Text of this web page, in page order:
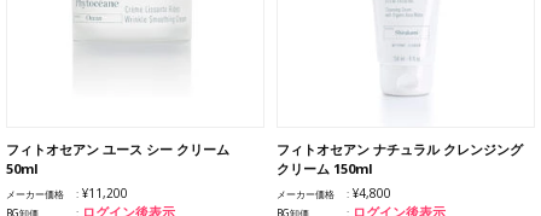
フィトオセアン ユース シー クリーム
50ml
メーカー価格 ¥11,200
BG卸価 ログイン後表示
フィトオセアン ナチュラル クレンジング
クリーム 150ml
メーカー価格 ¥4,800
BG卸価 ログイン後表示